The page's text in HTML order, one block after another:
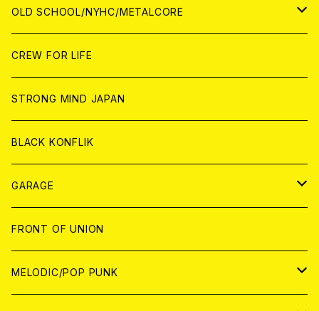
ANALOG
ANALOG
CD
ANALOG
CD
ANALOG
WORLD
CD
ANALOG
JAPAN
CD
ANALOG
WORLD
CD
ANALOG
OLD SCHOOL/NYHC/METALCORE
JAPAN
CD
ANALOG
WORLD
CD
ANALOG
CREW FOR LIFE
STRONG MIND JAPAN
BLACK KONFLIK
GARAGE
JAPAN
アナログ
WORLD
FRONT OF UNION
MELODIC/POP PUNK